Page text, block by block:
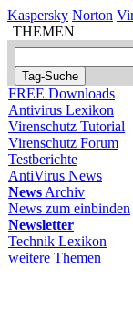
Kaspersky Norton
THEMEN
FREE Downloads
Antivirus Lexikon
Virenschutz Tutorial
Virenschutz Forum
Testberichte
AntiVirus News
News Archiv
News zum einbinden
Newsletter
Technik Lexikon
weitere Themen